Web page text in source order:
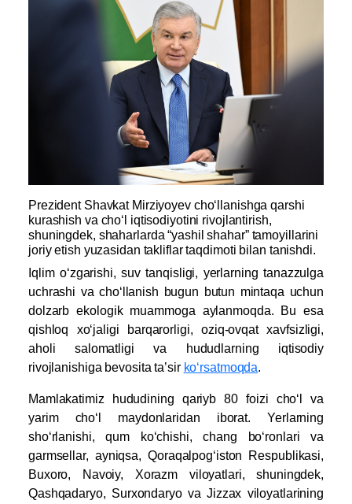
Prezident Shavkat Mirziyoyev cho‘llanishga qarshi
kurashish va cho‘l iqtisodiyotini rivojlantirish,
shuningdek, shaharlarda “yashil shahar” tamoyillarini
joriy etish yuzasidan takliflar taqdimoti bilan tanishdi.
Iqlim o‘zgarishi, suv tanqisligi, yerlarning tanazzulga
uchrashi va cho‘llanish bugun butun mintaqa uchun
dolzarb ekologik muammoga aylanmoqda. Bu esa
qishloq xo‘jaligi barqarorligi, oziq-ovqat xavfsizligi,
aholi salomatligi va hududlarning iqtisodiy
rivojlanishiga bevosita ta’sir ko‘rsatmoqda.
Mamlakatimiz hududining qariyb 80 foizi cho‘l va
yarim cho‘l maydonlaridan iborat. Yerlarning
sho‘rlanishi, qum ko‘chishi, chang bo‘ronlari va
garmsellar, ayniqsa, Qoraqalpog‘iston Respublikasi,
Buxoro, Navoiy, Xorazm viloyatlari, shuningdek,
Qashqadaryo, Surxondaryo va Jizzax viloyatlarining